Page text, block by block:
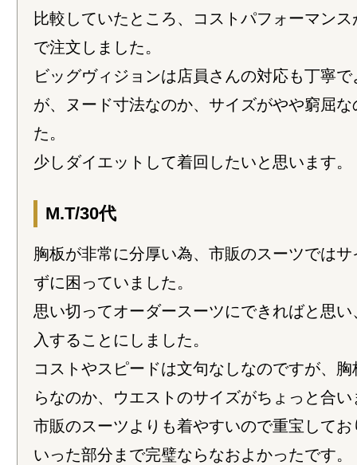
比較していたところ、コストパフォーマン
で注文しました。
ビッグヴィジョンは店員さんの対応も丁寧
が、ヌード寸法なのか、サイズがやや窮屈
た。
少しダイエットして着回したいと思います。
M.T/30代
胸板が非常に分厚い為、市販のスーツでは
ずに困っていました。
思い切ってオーダースーツにできればと思
入することにしました。
コストやスピードは文句なしなのですが、
らなのか、ウエストのサイズがちょっと合
市販のスーツよりも着やすいので重宝して
いった部分まで完璧ならなおよかったです。